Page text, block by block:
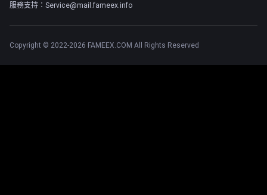
服務支持：Service@mail.fameex.info
Copyright © 2022-2026 FAMEEX.COM All Rights Reserved